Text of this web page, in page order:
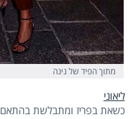
מתוך הפיד של נינה
ליאוני
כשאת בפריז ומתבלשת בהתאם